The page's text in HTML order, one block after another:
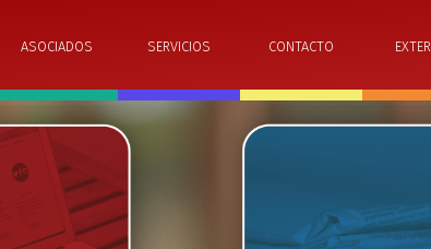
ASOCIADOS SERVICIOS CONTACTO